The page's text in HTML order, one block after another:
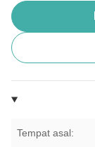
Tempat asal: